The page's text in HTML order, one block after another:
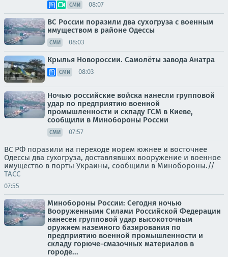
СМИ 08:07
ВС России поразили два сухогруза с военным
имуществом в районе Одессы
СМИ 08:03
Крылья Новороссии. Самолёты завода Анатра
СМИ 08:03
Ночью российские войска нанесли групповой
удар по предприятию военной
промышленности и складу ГСМ в Киеве,
сообщили в Минобороны России
СМИ 07:57
ВС РФ поразили на переходе морем южнее и восточнее
Одессы два сухогруза, доставлявших вооружение и военное
имущество в порты Украины, сообщили в Минобороны.//
ТАСС
07:55
Минобороны России: Сегодня ночью
Вооруженными Силами Российской Федерации
нанесен групповой удар высокоточным
оружием наземного базирования по
предприятию военной промышленности и
складу горюче-смазочных материалов в
городе...